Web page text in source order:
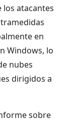
los atacantes
en
Windows, lo
nubes
dirigidos a
sobre